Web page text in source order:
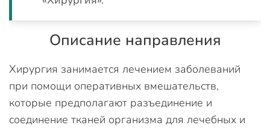
Описание направления
Хирургия занимается лечением заболеваний
при помощи оперативных вмешательств,
которые предполагают разъединение и
соединение тканей организма для лечебных и